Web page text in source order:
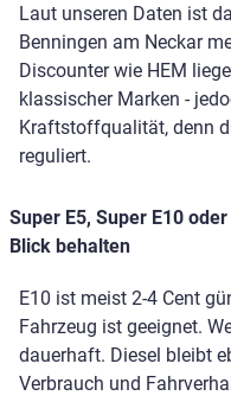
Laut unseren Daten ist
Benningen am Neckar
Discounter wie HEM
klassischer Marken -
Kraftstoffqualität, denn
reguliert.
Super E5, Super E10
Blick behalten
E10 ist meist 2-4 Cent
Fahrzeug ist geeignet.
dauerhaft. Diesel bleibt
Verbrauch und